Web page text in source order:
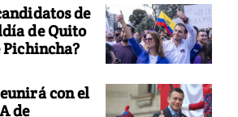
de
de Quito
con el
de